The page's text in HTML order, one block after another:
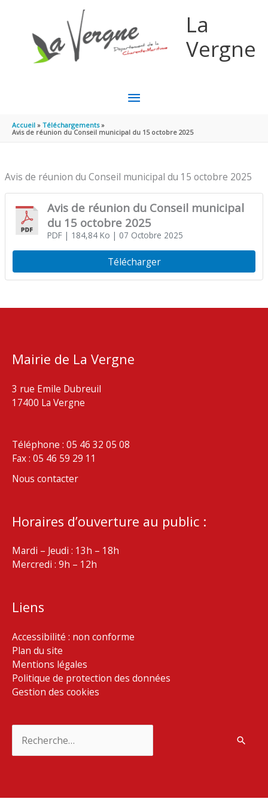
La
Vergne
MENU
PRINCIPAL
Accueil
Téléchargements
Avis de réunion du Conseil municipal du 15 octobre 2025
Avis de réunion du Conseil municipal du 15 octobre 2025
Avis de réunion du Conseil municipal
du 15 octobre 2025
PDF| 184,84 Ko | 07 Octobre 2025
Télécharger
Mairie de La Vergne
3 rue Emile Dubreuil
17400 La Vergne
Téléphone : 05 46 32 05 08
Fax : 05 46 59 29 11
Nous contacter
Horaires d’ouverture au public :
Mardi – Jeudi : 13h – 18h
Mercredi : 9h – 12h
Liens
Accessibilité : non conforme
Plan du site
Mentions légales
Politique de protection des données
Gestion des cookies